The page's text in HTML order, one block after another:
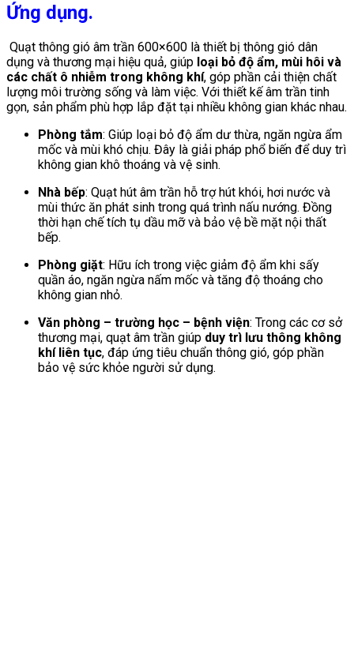
Ứng dụng.
Quạt thông gió âm trần 600×600 là thiết bị thông gió dân
dụng và thương mại hiệu quả, giúp loại bỏ độ ẩm, mùi hôi và
các chất ô nhiễm trong không khí, góp phần cải thiện chất
lượng môi trường sống và làm việc. Với thiết kế âm trần tinh
gọn, sản phẩm phù hợp lắp đặt tại nhiều không gian khác nhau.
Phòng tắm: Giúp loại bỏ độ ẩm dư thừa, ngăn ngừa ẩm
mốc và mùi khó chịu. Đây là giải pháp phổ biến để duy trì
không gian khô thoáng và vệ sinh.
Nhà bếp: Quạt hút âm trần hỗ trợ hút khói, hơi nước và
mùi thức ăn phát sinh trong quá trình nấu nướng. Đồng
thời hạn chế tích tụ dầu mỡ và bảo vệ bề mặt nội thất
bếp.
Phòng giặt: Hữu ích trong việc giảm độ ẩm khi sấy
quần áo, ngăn ngừa nấm mốc và tăng độ thoáng cho
không gian nhỏ.
Văn phòng – trường học – bệnh viện: Trong các cơ sở
thương mại, quạt âm trần giúp duy trì lưu thông không
khí liên tục, đáp ứng tiêu chuẩn thông gió, góp phần
bảo vệ sức khỏe người sử dụng.